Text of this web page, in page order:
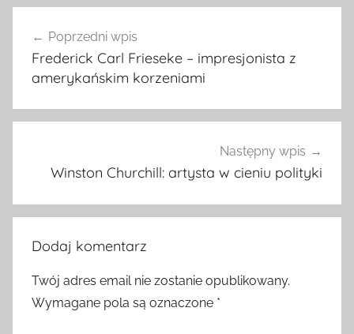
wpisu
Poprzedni wpis
Frederick Carl Frieseke – impresjonista z
amerykańskim korzeniami
Następny wpis
Winston Churchill: artysta w cieniu polityki
Dodaj komentarz
Twój adres email nie zostanie opublikowany.
Wymagane pola są oznaczone *